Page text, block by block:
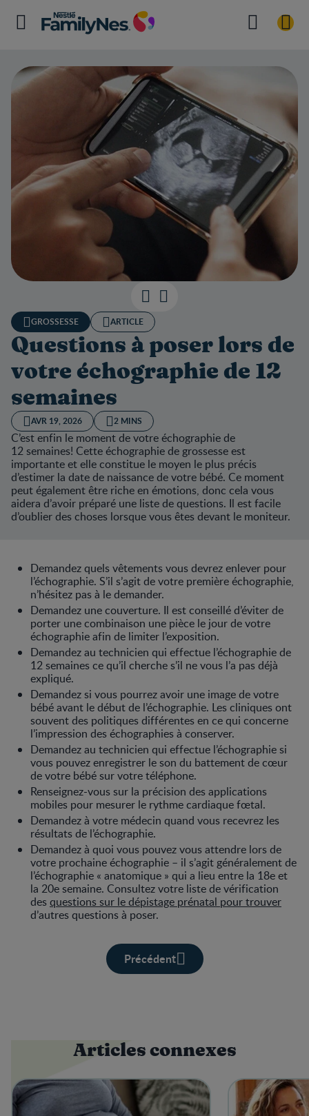
GROSSESSE ARTICLE
Questions à poser lors de
votre échographie de 12
semaines
AVR 19, 2026 2 MINS
C’est enfin le moment de votre échographie de
12 semaines! Cette échographie de grossesse est
importante et elle constitue le moyen le plus précis
d’estimer la date de naissance de votre bébé. Ce moment
peut également être riche en émotions, donc cela vous
aidera d’avoir préparé une liste de questions. Il est facile
d’oublier des choses lorsque vous êtes devant le moniteur.
Demandez quels vêtements vous devrez enlever pour
l’échographie. S’il s’agit de votre première échographie,
n’hésitez pas à le demander.
Demandez une couverture. Il est conseillé d’éviter de
porter une combinaison une pièce le jour de votre
échographie afin de limiter l’exposition.
Demandez au technicien qui effectue l’échographie de
12 semaines ce qu’il cherche s’il ne vous l’a pas déjà
expliqué.
Demandez si vous pourrez avoir une image de votre
bébé avant le début de l’échographie. Les cliniques ont
souvent des politiques différentes en ce qui concerne
l’impression des échographies à conserver.
Demandez au technicien qui effectue l’échographie si
vous pouvez enregistrer le son du battement de cœur
de votre bébé sur votre téléphone.
Renseignez-vous sur la précision des applications
mobiles pour mesurer le rythme cardiaque fœtal.
Demandez à votre médecin quand vous recevrez les
résultats de l’échographie.
Demandez à quoi vous pouvez vous attendre lors de
votre prochaine échographie – il s’agit généralement de
l’échographie « anatomique » qui a lieu entre la 18e et
la 20e semaine. Consultez votre liste de vérification
desquestions sur le dépistage prénatal pour trouver
d’autres questions à poser.
Précédent
Articles connexes